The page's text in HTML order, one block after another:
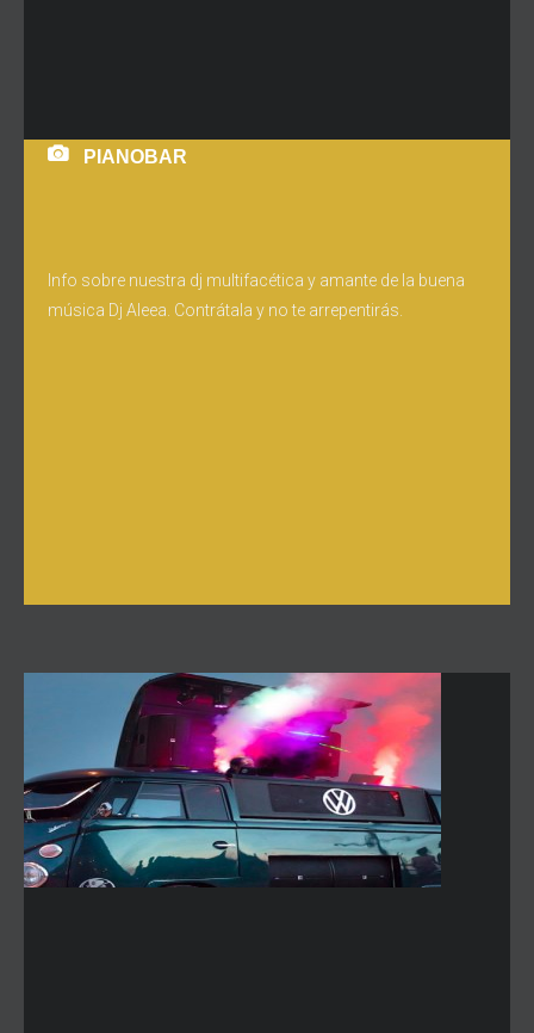
PIANOBAR
Info sobre nuestra dj multifacética y amante de la buena
música Dj Aleea. Contrátala y no te arrepentirás.